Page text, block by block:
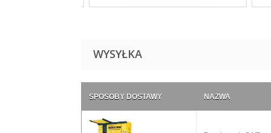
WYSYŁKA
SPOSOBY DOSTAWY NAZWA